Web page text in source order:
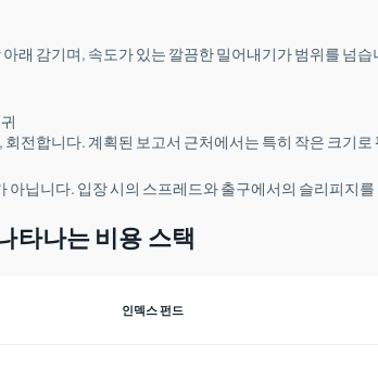
래 감기며, 속도가 있는 깔끔한 밀어내기가 범위를 넘
전합니다. 계획된 보고서 근처에서는 특히 작은 크기로
아닙니다. 입장 시의 스프레드와 출구에서의 슬리피지를
타나는 비용 스택
인덱스 펀드